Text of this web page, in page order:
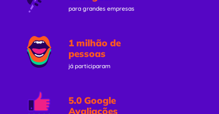
para grandes empresas
1 milhão de
pessoas
já participaram
5.0 Google
Avaliações